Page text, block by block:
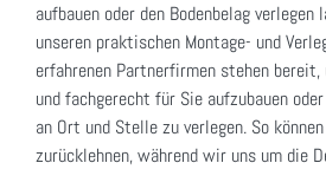
aufbauen oder den Bodenbelag verlegen
unseren praktischen Montage- und
erfahrenen Partnerfirmen stehen bereit,
und fachgerecht für Sie aufzubauen
an Ort und Stelle zu verlegen. So
zurücklehnen, während wir uns um die